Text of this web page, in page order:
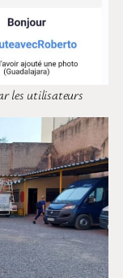
les utilisateurs